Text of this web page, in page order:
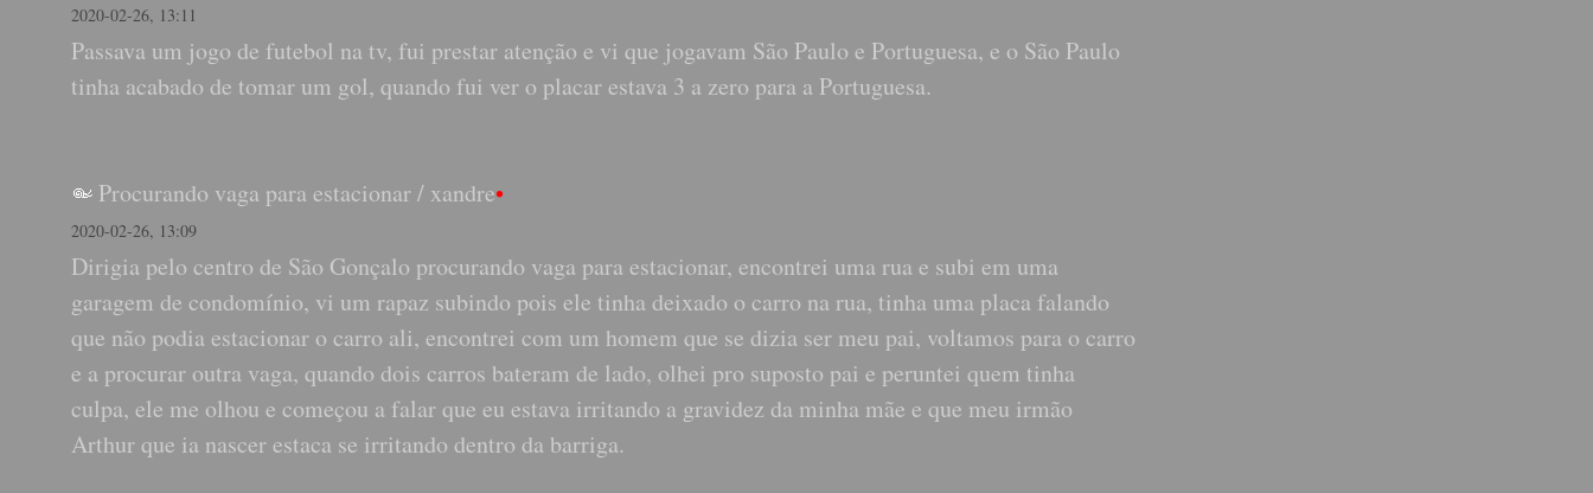
2020-02-26, 13:11
Passava um jogo de futebol na tv, fui prestar atenção e vi que jogavam São Paulo e Portuguesa, e o São Paulo
tinha acabado de tomar um gol, quando fui ver o placar estava 3 a zero para a Portuguesa.
Procurando vaga para estacionar/ xandre•
2020-02-26, 13:09
Dirigia pelo centro de São Gonçalo procurando vaga para estacionar, encontrei uma rua e subi em uma
garagem de condomínio, vi um rapaz subindo pois ele tinha deixado o carro na rua, tinha uma placa falando
que não podia estacionar o carro ali, encontrei com um homem que se dizia ser meu pai, voltamos para o carro
e a procurar outra vaga, quando dois carros bateram de lado, olhei pro suposto pai e peruntei quem tinha
culpa, ele me olhou e começou a falar que eu estava irritando a gravidez da minha mãe e que meu irmão
Arthur que ia nascer estaca se irritando dentro da barriga.